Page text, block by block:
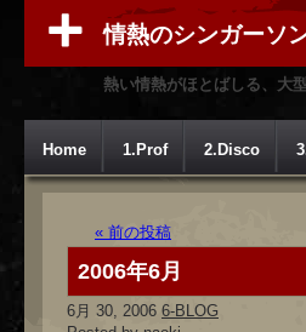
情熱のシンガーソ
熱い情熱がほとばしる、大
Home 1.Prof 2.Disco
« 前の投稿
2006年6月
6月 30, 2006 6-BLOG